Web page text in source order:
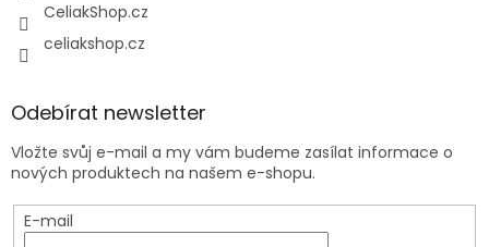
CeliakShop.cz
celiakshop.cz
Odebírat newsletter
Vložte svůj e-mail a my vám budeme zasílat informace o
nových produktech na našem e-shopu.
E-mail